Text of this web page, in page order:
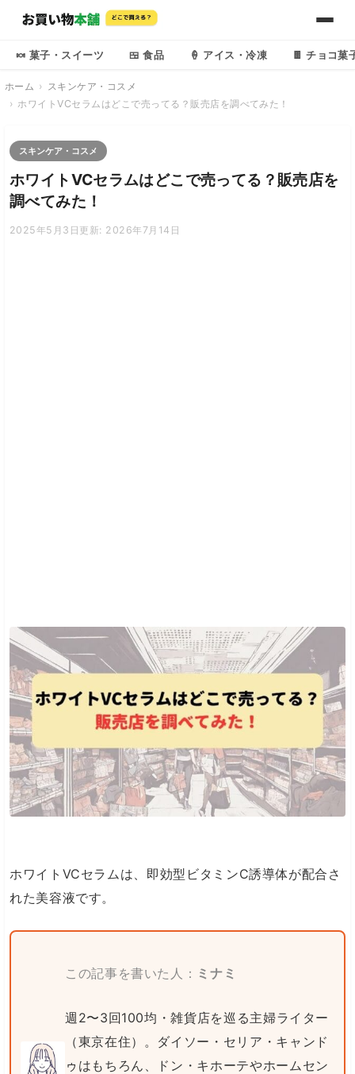
🍬 菓子・スイーツ 🍱 食品 🍦 アイス・冷凍 🍫 チョコ菓
ホーム
スキンケア・コスメ
ホワイトVCセラムはどこで売ってる？販売店を調べてみた！
スキンケア・コスメ
ホワイトVCセラムはどこで売ってる？販売店を
調べてみた！
2025年5月3日 更新: 2026年7月14日
ホワイトVCセラムは、即効型ビタミンC誘導体が配合さ
れた美容液です。
この記事を書いた人： ミナミ
週2〜3回100均・雑貨店を巡る主婦ライター
（東京在住）。ダイソー・セリア・キャンド
ゥはもちろん、ドン・キホーテやホームセン